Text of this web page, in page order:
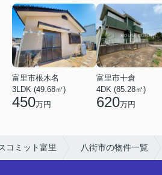
富里市根木名
3LDK (49.68㎡)
450万円
富里市十倉
4DK (85.28㎡)
620万円
コミット富里 八街市の物件一覧